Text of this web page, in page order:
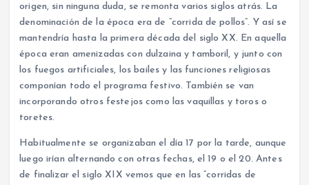
origen, sin ninguna duda, se remonta varios siglos atrás. La
denominación de la época era de “corrida de pollos”. Y así se
mantendría hasta la primera década del siglo XX. En aquella
época eran amenizadas con dulzaina y tamboril, y junto con
los fuegos artificiales, los bailes y las funciones religiosas
componían todo el programa festivo. También se van
incorporando otros festejos como las vaquillas y toros o
toretes.
Habitualmente se organizaban el día 17 por la tarde, aunque
luego irían alternando con otras fechas, el 19 o el 20. Antes
de finalizar el siglo XIX vemos que en las “corridas de